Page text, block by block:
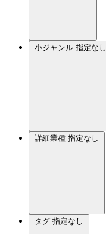
小ジャンル 指定なし
詳細業種 指定なし
タグ 指定なし